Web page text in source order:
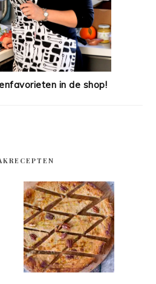
in de shop!